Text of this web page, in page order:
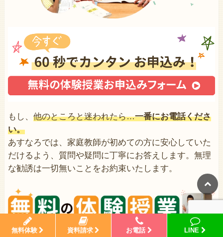
もし、 他のところと迷われたら…一番にお電話くださ
い。
あすなろでは、家庭教師が初めての方に安心していた
だけるよう、質問や疑問に丁寧にお答えします。無理
な勧誘は一切無いことをお約束いたします。
無料体験 資料請求 お電話 LINE